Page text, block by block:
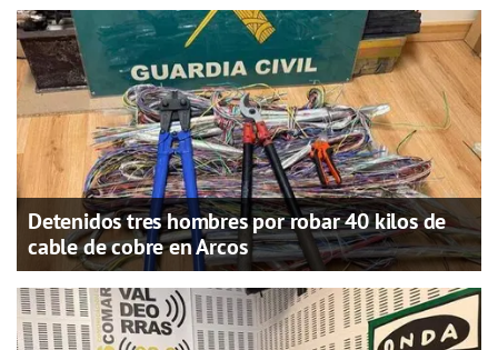
Detenidos tres hombres por robar 40 kilos de
cable de cobre en Arcos